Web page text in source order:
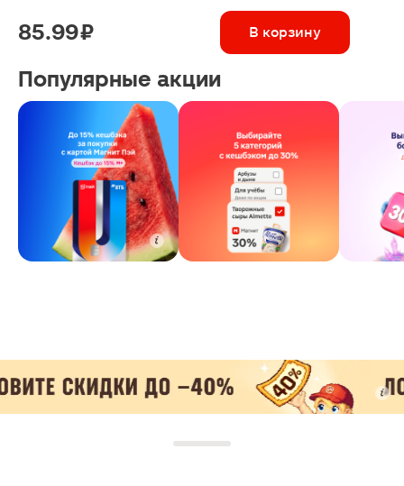
85.99 ₽ В корзину
Популярные акции